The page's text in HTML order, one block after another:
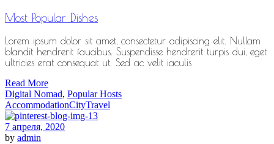
Most Popular Dishes
Lorem ipsum dolor sit amet, consectetur adipiscing elit. Nullam
blandit hendrerit faucibus. Suspendisse hendrerit turpis dui, eget
ultricies erat consequat ut. Sed ac velit iaculis
Read More
Digital Nomad, Popular Hosts
AccommodationCityTravel
7 апреля, 2020
by admin